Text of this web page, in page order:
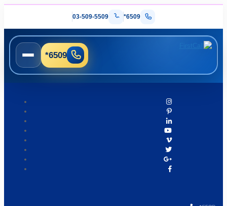
*6509
03-509-5509
*6509